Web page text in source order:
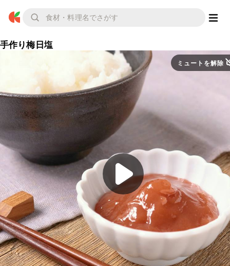
手作り梅日塩
ミュートを解除